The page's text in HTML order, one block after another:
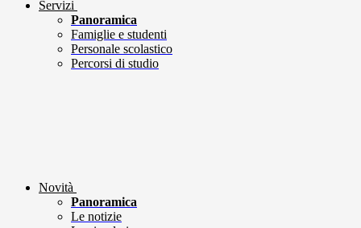
Servizi
Panoramica
Famiglie e studenti
Personale scolastico
Percorsi di studio
Novità
Panoramica
Le notizie